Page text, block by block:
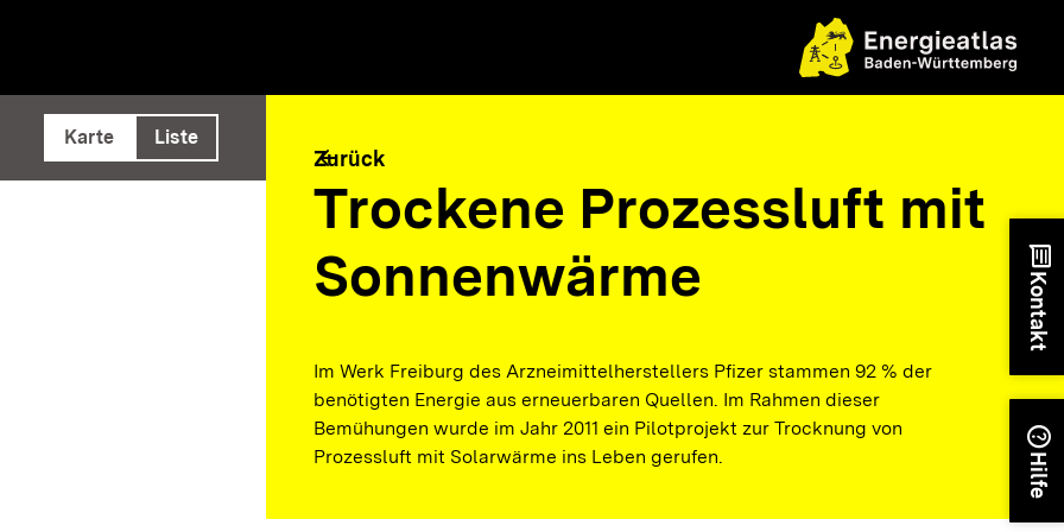
ausführen
Karte Liste
arrow_back
Zurück
Trockene Prozessluft mit
Sonnenwärme
Im Werk Freiburg des Arzneimittelherstellers Pfizer stammen 92 % der
benötigten Energie aus erneuerbaren Quellen. Im Rahmen dieser
Bemühungen wurde im Jahr 2011 ein Pilotprojekt zur Trocknung von
Prozessluft mit Solarwärme ins Leben gerufen.
chat
Kontakt
help
Hilfe